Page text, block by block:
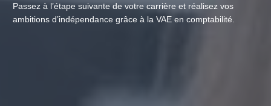
Passez à l’étape suivante de votre carrière et réalisez vos
ambitions d’indépendance grâce à la VAE en comptabilité.